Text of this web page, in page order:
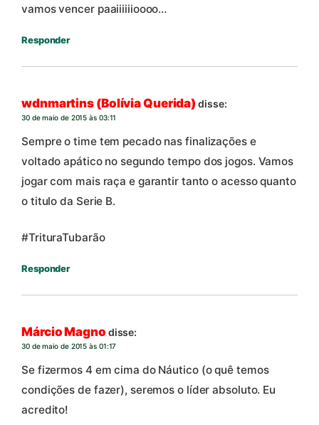
vamos vencer paaiiiiiioooo…
Responder
wdnmartins (Bolívia Querida) disse:
30 de maio de 2015 às 03:11
Sempre o time tem pecado nas finalizações e
voltado apático no segundo tempo dos jogos. Vamos
jogar com mais raça e garantir tanto o acesso quanto
o titulo da Serie B.
#TrituraTubarão
Responder
Márcio Magno disse:
30 de maio de 2015 às 01:17
Se fizermos 4 em cima do Náutico (o quê temos
condições de fazer), seremos o líder absoluto. Eu
acredito!